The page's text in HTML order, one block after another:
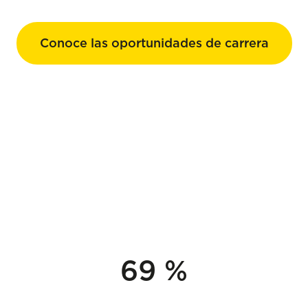
Conoce las oportunidades de carrera
69 %